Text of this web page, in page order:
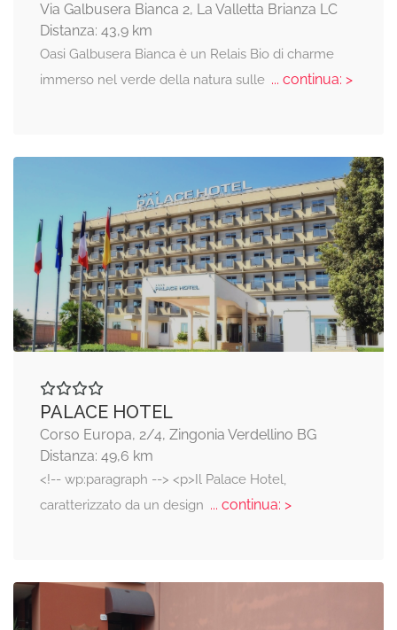
Via Galbusera Bianca 2, La Valletta Brianza LC
Distanza: 43,9 km
Oasi Galbusera Bianca è un Relais Bio di charme
immerso nel verde della natura sulle... continua: >
PALACE HOTEL
Corso Europa, 2/4, Zingonia Verdellino BG
Distanza: 49,6 km
<!-- wp:paragraph --> <p>Il Palace Hotel,
caratterizzato da un design ... continua: >